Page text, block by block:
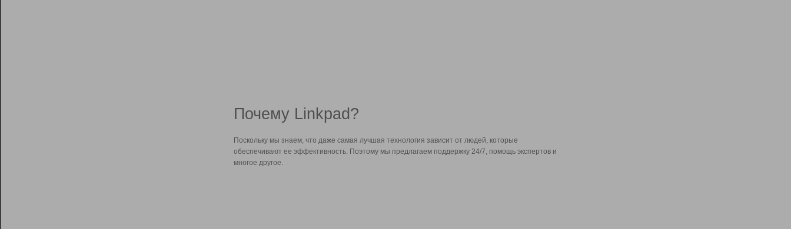
Почему Linkpad?
Поскольку мы знаем, что даже самая лучшая технология зависит от людей, которые
обеспечивают ее эффективность. Поэтому мы предлагаем поддержку 24/7, помощь экспертов и
многое другое.